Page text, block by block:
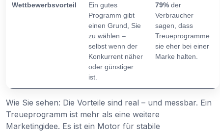
Wettbewerbsvorteil
Ein gutes
Programm gibt
einen Grund, Sie
zu wählen –
selbst wenn der
Konkurrent näher
oder günstiger
ist.
79% der
Verbraucher
sagen, dass
Treueprogramme
sie eher bei einer
Marke halten.
Wie Sie sehen: Die Vorteile sind real – und messbar. Ein
Treueprogramm ist mehr als eine weitere
Marketingidee. Es ist ein Motor für stabile